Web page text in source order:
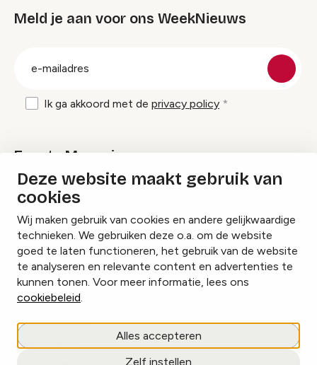
Deze website maakt gebruik van
cookies
Wij maken gebruik van cookies en andere gelijkwaardige
technieken. We gebruiken deze o.a. om de website
goed te laten functioneren, het gebruik van de website
te analyseren en relevante content en advertenties te
kunnen tonen. Voor meer informatie, lees ons
cookiebeleid.
Alles accepteren
Zelf instellen
Meld je aan voor ons WeekNieuws
Ik ga akkoord met de privacy policy
Events Magazine
Ik ontvang graag Events Magazine
InstagramFacebookLinkedIn
Cookies beheren
Privacy policy